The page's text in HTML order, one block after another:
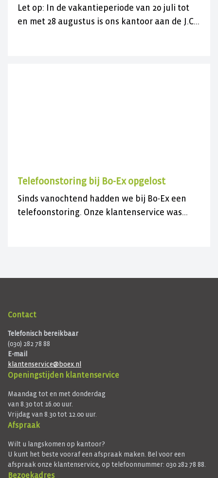
Let op: In de vakantieperiode van 20 juli tot
en met 28 augustus is ons kantoor aan de J.C.
Telefoonstoring bij Bo-Ex opgelost
Sinds vanochtend hadden we bij Bo-Ex een
telefoonstoring. Onze klantenservice was
Contact
Telefonisch bereikbaar
(030) 282 78 88
E-mail
klantenservice@boex.nl
Openingstijden klantenservice
Maandag tot en met donderdag
van 8.30 tot 16.00 uur.
Vrijdag van 8.30 tot 12.00 uur.
Afspraak
Wilt u langskomen op kantoor?
U kunt het beste vooraf een afspraak maken. Bel voor een
afspraak onze klantenservice, op telefoonnummer: 030 282 78 88.
Bezoekadres